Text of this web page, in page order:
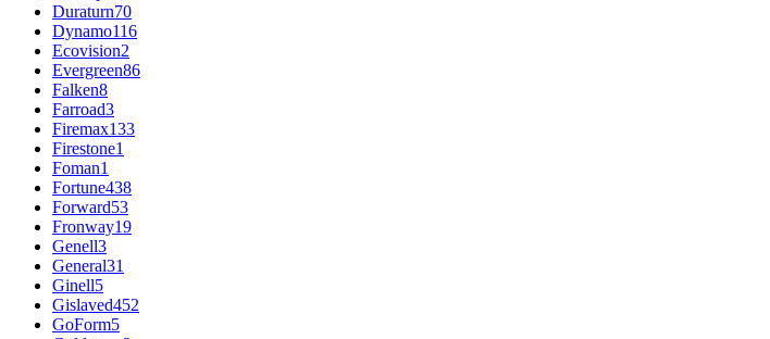
Duraturn70
Dynamo116
Ecovision2
Evergreen86
Falken8
Farroad3
Firemax133
Firestone1
Foman1
Fortune438
Forward53
Fronway19
Genell3
General31
Ginell5
Gislaved452
GoForm5